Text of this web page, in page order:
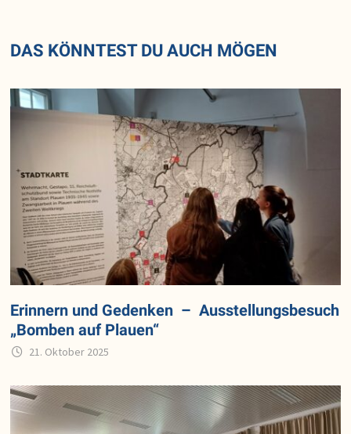
DAS KÖNNTEST DU AUCH MÖGEN
Erinnern und Gedenken – Ausstellungsbesuch
„Bomben auf Plauen“
21. Oktober 2025